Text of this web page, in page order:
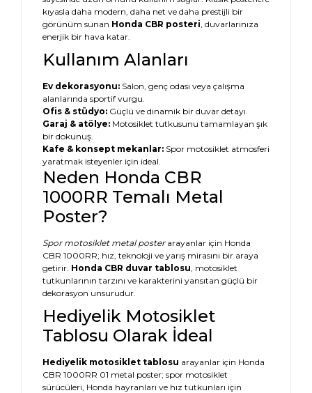
kıyasla daha modern, daha net ve daha prestijli bir
görünüm sunan Honda CBR posteri, duvarlarınıza
enerjik bir hava katar.
Kullanım Alanları
Ev dekorasyonu: Salon, genç odası veya çalışma
alanlarında sportif vurgu.
Ofis & stüdyo: Güçlü ve dinamik bir duvar detayı.
Garaj & atölye: Motosiklet tutkusunu tamamlayan şık
bir dokunuş.
Kafe & konsept mekanlar: Spor motosiklet atmosferi
yaratmak isteyenler için ideal.
Neden Honda CBR
1000RR Temalı Metal
Poster?
Spor motosiklet metal posterarayanlar için Honda
CBR 1000RR; hız, teknoloji ve yarış mirasını bir araya
getirir. Honda CBR duvar tablosu, motosiklet
tutkunlarının tarzını ve karakterini yansıtan güçlü bir
dekorasyon unsurudur.
Hediyelik Motosiklet
Tablosu Olarak İdeal
Hediyelik motosiklet tablosu arayanlar için Honda
CBR 1000RR 01 metal poster; spor motosiklet
sürücüleri, Honda hayranları ve hız tutkunları için